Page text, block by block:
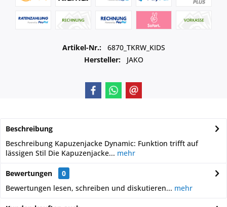
Artikel-Nr.:
6870_TKRW_KIDS
Hersteller:
JAKO
Beschreibung
Beschreibung Kapuzenjacke Dynamic: Funktion trifft auf
lässigen Stil Die Kapuzenjacke... mehr
Bewertungen
0
Bewertungen lesen, schreiben und diskutieren... mehr